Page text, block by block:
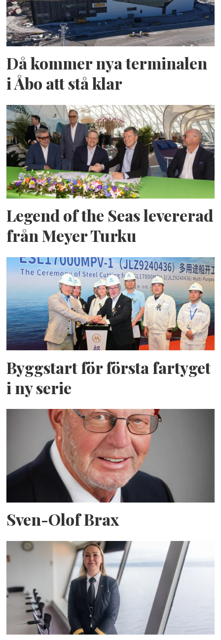
Då kommer nya terminalen
i Åbo att stå klar
Legend of the Seas levererad
från Meyer Turku
Byggstart för första fartyget
i ny serie
Sven-Olof Brax